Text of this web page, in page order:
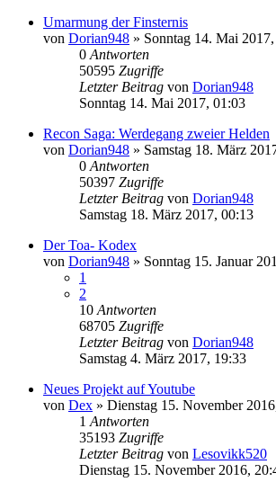
Umarmung der Finsternis
von Dorian948 » Sonntag 14. Mai
0 Antworten
50595 Zugriffe
Letzter Beitrag von Dorian948
Sonntag 14. Mai 2017, 01:03
Recon Saga: Werdegang zweier Helden
von Dorian948 » Samstag 18. März
0 Antworten
50397 Zugriffe
Letzter Beitrag von Dorian948
Samstag 18. März 2017, 00:13
Der Toa- Kodex
von Dorian948 » Sonntag 15. Januar
1
2
10 Antworten
68705 Zugriffe
Letzter Beitrag von Dorian948
Samstag 4. März 2017, 19:33
Neues Projekt auf Youtube
von Dex » Dienstag 15. November
1 Antworten
35193 Zugriffe
Letzter Beitrag von Lesovikk520
Dienstag 15. November 2016,